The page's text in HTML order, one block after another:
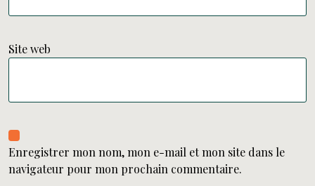
Site web
Enregistrer mon nom, mon e-mail et mon site dans le
navigateur pour mon prochain commentaire.